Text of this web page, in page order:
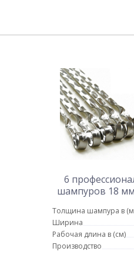
6
шампуров 18
Толщина шампура в
Ширина
Рабочая длина в (см)
Производство